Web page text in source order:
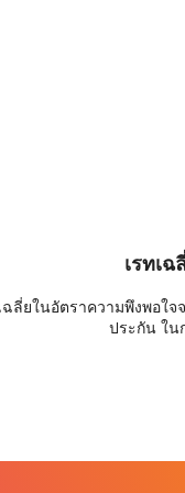
เรทเ
ฉลี่ยในอัตราความพึงพอใ
ประกัน ใน